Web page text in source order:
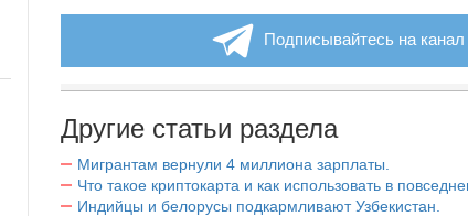
Подписывайтесь на
Другие статьи раздела
Мигрантам вернули 4 миллиона зарплаты.
Что такое криптокарта и как использовать в
Индийцы и белорусы подкармливают Узбекистан.